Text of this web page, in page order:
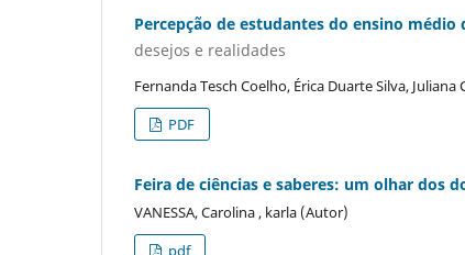
Percepção de estudantes do ensino
desejos e realidades
Fernanda Tesch Coelho, Érica Duarte Silva,
PDF
Feira de ciências e saberes: um olhar dos
VANESSA, Carolina , karla (Autor)
pdf